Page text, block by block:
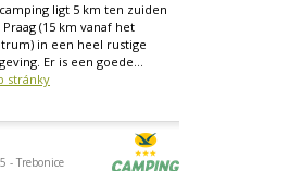
ligt 5 km ten zuiden
Praag (15 km vanaf het
in een heel rustige
Er is een goede...
stránky
- Trebonice